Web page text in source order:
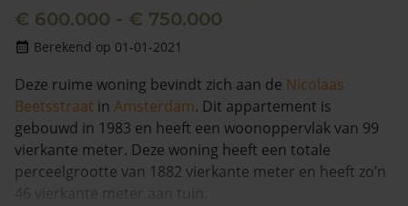
€ 600.000 - € 750.000
Berekend op 01-01-2021
Deze ruime woning bevindt zich aan de Nicolaas
Beetsstraat in Amsterdam. Dit appartement is
gebouwd in 1983 en heeft een woonoppervlak van 99
vierkante meter. Deze woning heeft een totale
perceelgrootte van 1882 vierkante meter en heeft zo’n
46 vierkante meter aan tuin.